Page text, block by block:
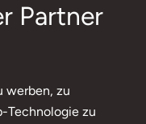
Partner
werben, zu
Technologie zu